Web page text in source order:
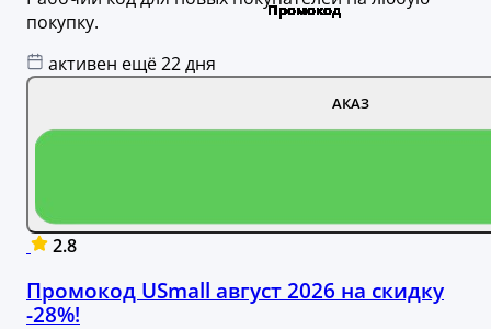
покупку.
активен ещё 22 дня
АКАЗ
2.8
Промокод USmall август 2026 на скидку
-28%!